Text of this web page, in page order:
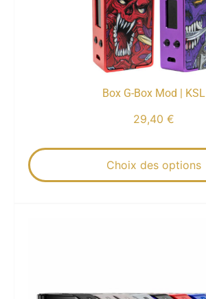
Box G-Box Mod | KSL
29,40 €
Choix des options